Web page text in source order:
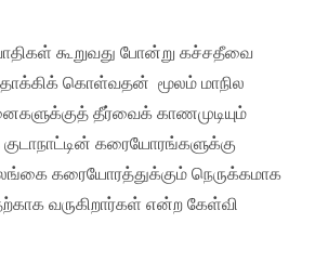
கூறுவது போன்று கச்சதீவை
கொள்வதன் மூலம் மாநில
தீர்வைக் காணமுடியும்
கரையோரங்களுக்கு
கரையோரத்துக்கும் நெருக்கமாக
வருகிறார்கள் என்ற கேள்வி